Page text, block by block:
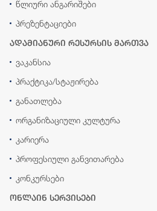
წლიური ანგარიშები
პრეზენტაციები
ადამიანური რესურსის მართვა
ვაკანსია
პრაქტიკა/სტაჟირება
განათლება
ორგანიზაციული კულტურა
კარიერა
პროფესიული განვითარება
კონკურსები
ონლაინ სერვისები